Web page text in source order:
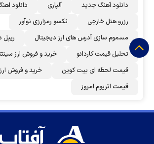
دانلود آهنگ جدید
آلپاری
دانلود
رزرو هتل خارجی
نکسو رمزارزی نوآور
مسموم سازی آدرس های ارز دیجیتال
تحلیل قیمت کاردانو
خرید و فروش ارز
قیمت لحظه ای بیت کوین
خرید و فروش
قیمت اتریوم امروز